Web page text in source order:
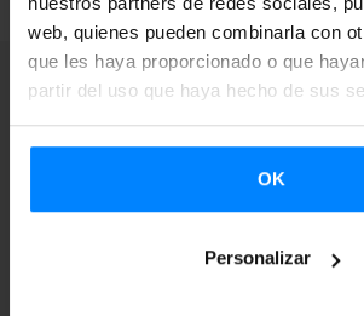
web, quienes pueden combinarla con
que les haya proporcionado o que
partir del uso que haya hecho de sus
OK
Personalizar
Recibe avisos
correo